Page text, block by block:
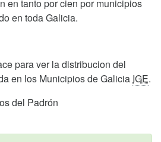
en tanto por cien por municipios
en toda Galicia.
para ver la distribucion del
en los Municipios de Galicia IGE.
del Padrón